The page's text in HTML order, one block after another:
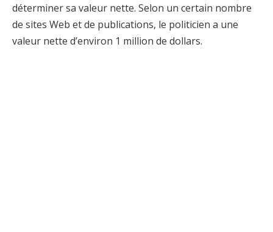
déterminer sa valeur nette. Selon un certain nombre
de sites Web et de publications, le politicien a une
valeur nette d’environ 1 million de dollars.